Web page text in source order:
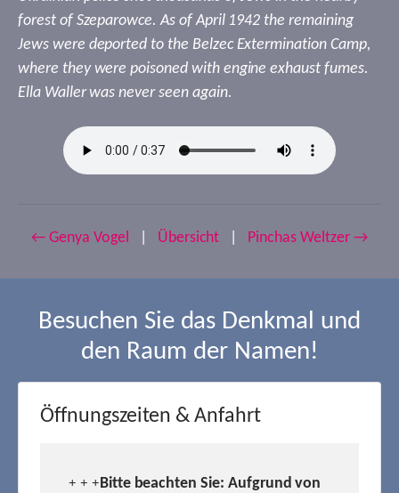
forest of Szeparowce. As of April 1942 the remaining
Jews were deported to the Belzec Extermination Camp,
where they were poisoned with engine exhaust fumes.
Ella Waller was never seen again.
← Genya Vogel Übersicht Pinchas Weltzer →
Besuchen Sie das Denkmal und
den Raum der Namen!
Öffnungszeiten & Anfahrt
+ + +Bitte beachten Sie: Aufgrund von